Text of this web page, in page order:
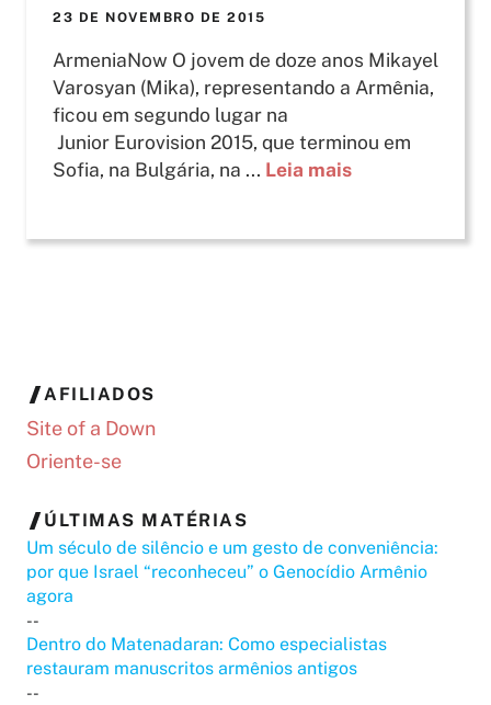
23 DE NOVEMBRO DE 2015
ArmeniaNow O jovem de doze anos Mikayel
Varosyan (Mika), representando a Armênia,
ficou em segundo lugar na
Junior Eurovision 2015, que terminou em
Sofia, na Bulgária, na ... Leia mais
AFILIADOS
Site of a Down
Oriente-se
ÚLTIMAS MATÉRIAS
Um século de silêncio e um gesto de conveniência:
por que Israel “reconheceu” o Genocídio Armênio
agora
--
Dentro do Matenadaran: Como especialistas
restauram manuscritos armênios antigos
--